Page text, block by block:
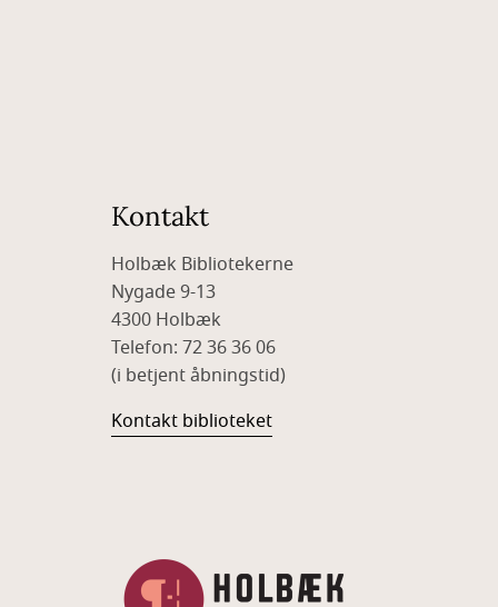
Kontakt
Holbæk Bibliotekerne
Nygade 9-13
4300 Holbæk
Telefon: 72 36 36 06
(i betjent åbningstid)
Kontakt biblioteket